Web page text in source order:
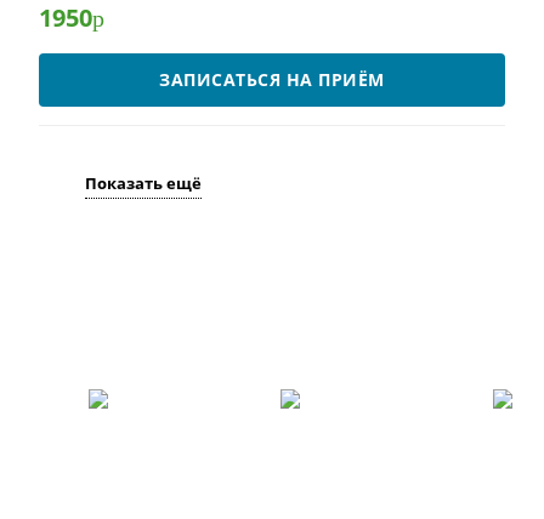
1950р
ЗАПИСАТЬСЯ НА ПРИЁМ
Показать ещё